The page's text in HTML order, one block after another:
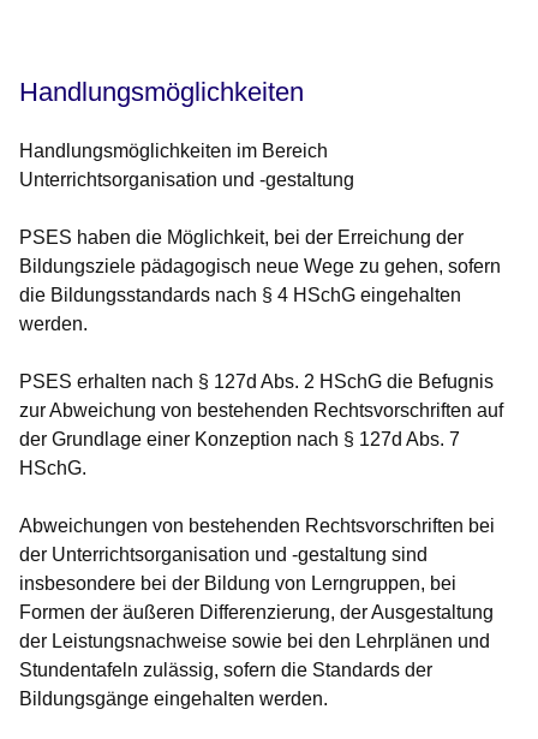
Handlungsmöglichkeiten
Handlungsmöglichkeiten im Bereich
Unterrichtsorganisation und -gestaltung
PSES haben die Möglichkeit, bei der Erreichung der
Bildungsziele pädagogisch neue Wege zu gehen, sofern
die Bildungsstandards nach § 4 HSchG eingehalten
werden.
PSES erhalten nach § 127d Abs. 2 HSchG die Befugnis
zur Abweichung von bestehenden Rechtsvorschriften auf
der Grundlage einer Konzeption nach § 127d Abs. 7
HSchG.
Abweichungen von bestehenden Rechtsvorschriften bei
der Unterrichtsorganisation und -gestaltung sind
insbesondere bei der Bildung von Lerngruppen, bei
Formen der äußeren Differenzierung, der Ausgestaltung
der Leistungsnachweise sowie bei den Lehrplänen und
Stundentafeln zulässig, sofern die Standards der
Bildungsgänge eingehalten werden.